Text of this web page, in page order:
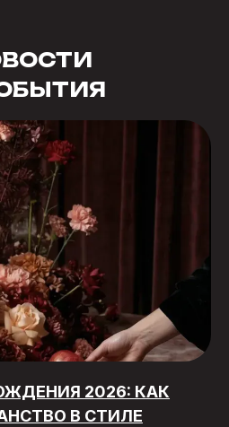
2026: КАК
В СТИЛЕ